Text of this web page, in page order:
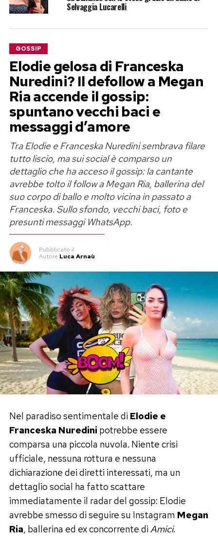
Selvaggia Lucarelli
GOSSIP
Elodie gelosa di Franceska
Nuredini? Il defollow a Megan
Ria accende il gossip:
spuntano vecchi baci e
messaggi d’amore
Tra Elodie e Franceska Nuredini sembrava filare
tutto liscio, ma sui social è comparso un
dettaglio che ha acceso il gossip: la cantante
avrebbe tolto il follow a Megan Ria, ballerina del
suo corpo di ballo e molto vicina in passato a
Franceska. Sullo sfondo, vecchi baci, foto e
presunti messaggi WhatsApp.
Pubblicato il
Autore Luca Arnaù
Nel paradiso sentimentale diElodie e
Franceska Nuredini potrebbe essere
comparsa una piccola nuvola. Niente crisi
ufficiale, nessuna rottura e nessuna
dichiarazione dei diretti interessati, ma un
dettaglio social ha fatto scattare
immediatamente il radar del gossip: Elodie
avrebbe smesso di seguire su Instagram Megan
Ria, ballerina ed ex concorrente diAmici.